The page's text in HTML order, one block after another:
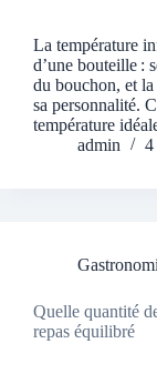
La température
d’une bouteille :
du bouchon, et
sa personnalité.
température
admin
4
Quelle quantité
repas équilibré